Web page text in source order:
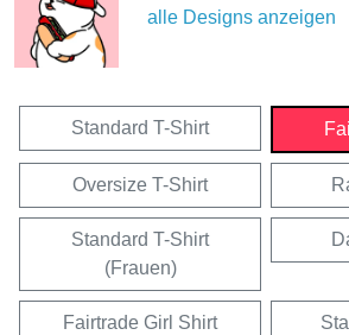
alle Designs anzeigen
Standard T-Shirt
Oversize T-Shirt
Standard T-Shirt
(Frauen)
Fairtrade Girl Shirt